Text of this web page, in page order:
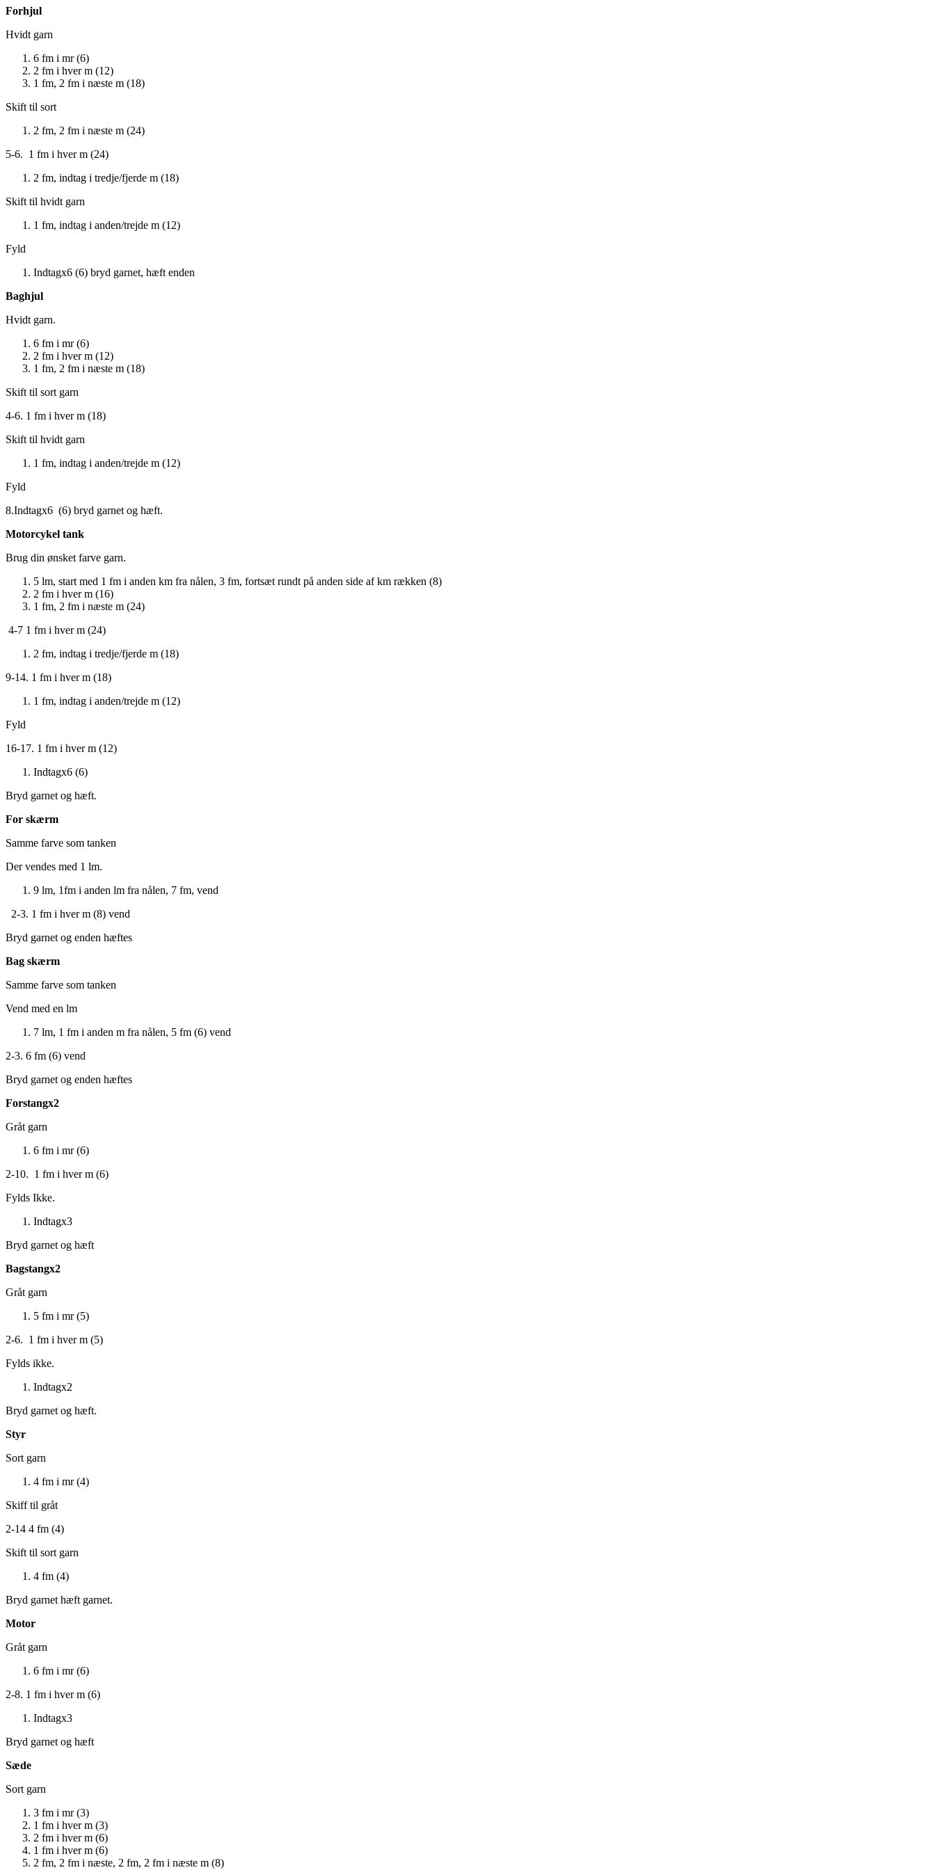
Forhjul
Hvidt garn
6 fm i mr (6)
2 fm i hver m (12)
1 fm, 2 fm i næste m (18)
Skift til sort
2 fm, 2 fm i næste m (24)
5-6. 1 fm i hver m (24)
2 fm, indtag i tredje/fjerde m (18)
Skift til hvidt garn
1 fm, indtag i anden/trejde m (12)
Fyld
Indtagx6 (6) bryd garnet, hæft enden
Baghjul
Hvidt garn.
6 fm i mr (6)
2 fm i hver m (12)
1 fm, 2 fm i næste m (18)
Skift til sort garn
4-6. 1 fm i hver m (18)
Skift til hvidt garn
1 fm, indtag i anden/trejde m (12)
Fyld
8.Indtagx6 (6) bryd garnet og hæft.
Motorcykel tank
Brug din ønsket farve garn.
5 lm, start med 1 fm i anden km fra nålen, 3 fm, fortsæt rundt på anden side af km rækken (8)
2 fm i hver m (16)
1 fm, 2 fm i næste m (24)
4-7 1 fm i hver m (24)
2 fm, indtag i tredje/fjerde m (18)
9-14. 1 fm i hver m (18)
1 fm, indtag i anden/trejde m (12)
Fyld
16-17. 1 fm i hver m (12)
Indtagx6 (6)
Bryd garnet og hæft.
For skærm
Samme farve som tanken
Der vendes med 1 lm.
9 lm, 1fm i anden lm fra nålen, 7 fm, vend
2-3. 1 fm i hver m (8) vend
Bryd garnet og enden hæftes
Bag skærm
Samme farve som tanken
Vend med en lm
7 lm, 1 fm i anden m fra nålen, 5 fm (6) vend
2-3. 6 fm (6) vend
Bryd garnet og enden hæftes
Forstangx2
Gråt garn
6 fm i mr (6)
2-10. 1 fm i hver m (6)
Fylds Ikke.
Indtagx3
Bryd garnet og hæft
Bagstangx2
Gråt garn
5 fm i mr (5)
2-6. 1 fm i hver m (5)
Fylds ikke.
Indtagx2
Bryd garnet og hæft.
Styr
Sort garn
4 fm i mr (4)
Skiff til gråt
2-14 4 fm (4)
Skift til sort garn
4 fm (4)
Bryd garnet hæft garnet.
Motor
Gråt garn
6 fm i mr (6)
2-8. 1 fm i hver m (6)
Indtagx3
Bryd garnet og hæft
Sæde
Sort garn
3 fm i mr (3)
1 fm i hver m (3)
2 fm i hver m (6)
1 fm i hver m (6)
2 fm, 2 fm i næste, 2 fm, 2 fm i næste m (8)